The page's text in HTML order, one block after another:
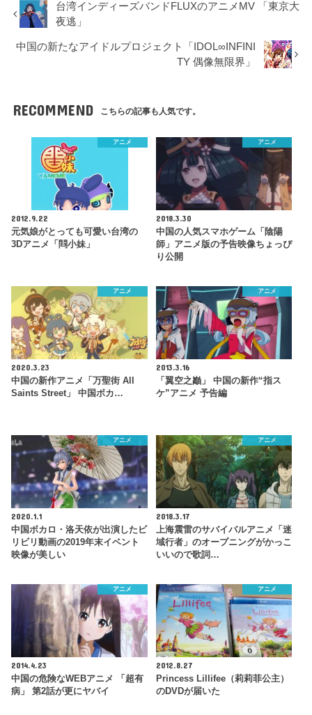
台湾インディーズバンドFLUXのアニメMV 「東京大
夜逃」
中国の新たなアイドルプロジェクト「IDOL∞INFINI
TY 偶像無限界」
RECOMMEND こちらの記事も人気です。
アニメ
2012.9.22
元気娘がとっても可愛い台湾の
3Dアニメ「閰小妹」
アニメ
2018.3.30
中国の人気スマホゲーム「陰陽
師」アニメ版の予告映像ちょっぴ
り公開
アニメ
2020.3.23
中国の新作アニメ「万聖街 All
Saints Street」 中国ボカ…
アニメ
2013.3.16
「翼空之巓」 中国の新作“指ス
ケ”アニメ 予告編
アニメ
2020.1.1
中国ボカロ・洛天依が出演したビ
リビリ動画の2019年末イベント
映像が美しい
アニメ
2018.3.17
上海震雷のサバイバルアニメ「迷
域行者」のオープニングがかっこ
いいので歌詞…
アニメ
2014.4.23
中国の危険なWEBアニメ 「超有
病」 第2話が更にヤバイ
アニメ
2012.8.27
Princess Lillifee（莉莉菲公主）
のDVDが届いた